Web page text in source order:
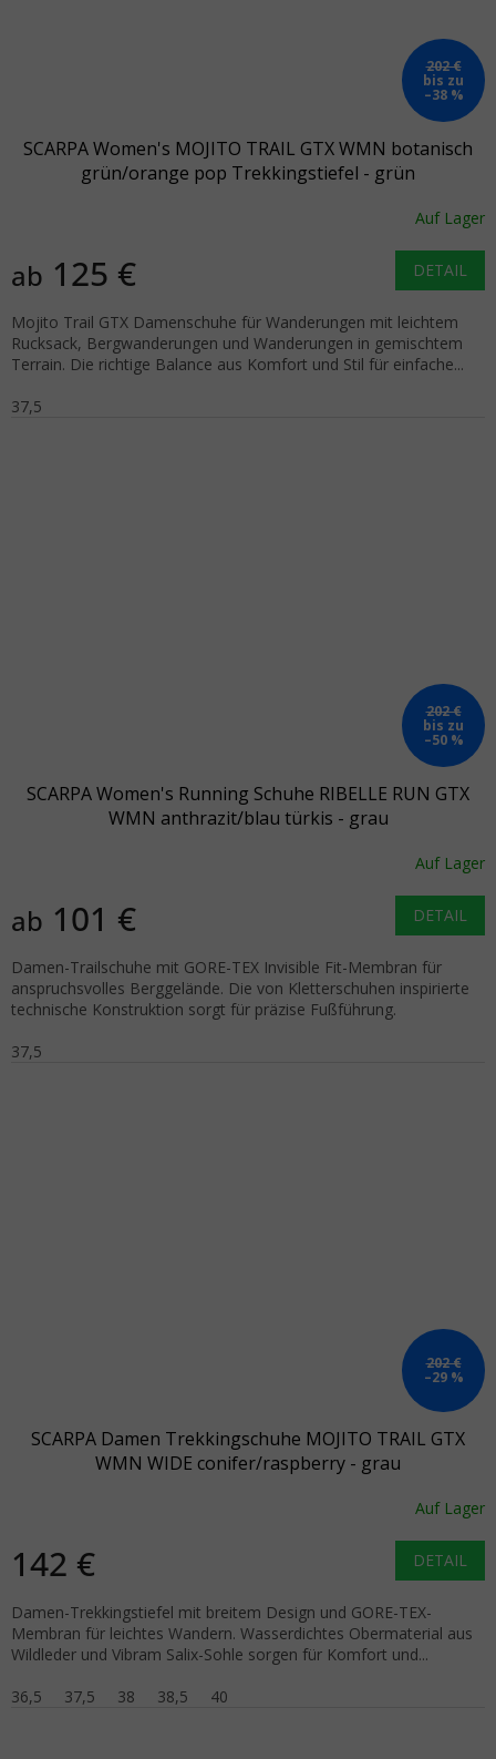
202 €
bis zu
–38 %
SCARPA Women's MOJITO TRAIL GTX WMN botanisch
grün/orange pop Trekkingstiefel - grün
Auf Lager
ab 125 € DETAIL
Mojito Trail GTX Damenschuhe für Wanderungen mit leichtem
Rucksack, Bergwanderungen und Wanderungen in gemischtem
Terrain. Die richtige Balance aus Komfort und Stil für einfache...
37,5
202 €
bis zu
–50 %
SCARPA Women's Running Schuhe RIBELLE RUN GTX
WMN anthrazit/blau türkis - grau
Auf Lager
ab 101 € DETAIL
Damen-Trailschuhe mit GORE-TEX Invisible Fit-Membran für
anspruchsvolles Berggelände. Die von Kletterschuhen inspirierte
technische Konstruktion sorgt für präzise Fußführung.
37,5
202 €
–29 %
SCARPA Damen Trekkingschuhe MOJITO TRAIL GTX
WMN WIDE conifer/raspberry - grau
Auf Lager
142 € DETAIL
Damen-Trekkingstiefel mit breitem Design und GORE-TEX-
Membran für leichtes Wandern. Wasserdichtes Obermaterial aus
Wildleder und Vibram Salix-Sohle sorgen für Komfort und...
36,5
37,5 38 38,5 40